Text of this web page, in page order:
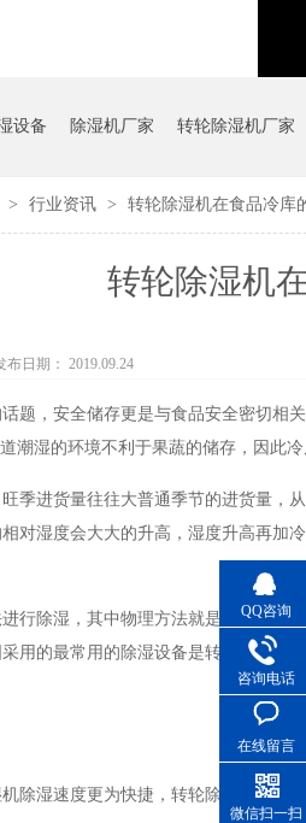
设备 除湿机厂家 转轮除湿机厂家
> 行业资讯 > 转轮除湿机在食品冷库
转轮除湿机
布日期： 2019.09.24
，安全储存更是与食品安全密切相
潮湿的环境不利于果蔬的储存，因此冷
季进货量往往大普通季节的进货量
对湿度会大大的升高，湿度升高再加冷
除湿，其中物理方法就是使用干燥剂
采用的最常用的除湿设备是转轮除湿机
湿速度更为快捷，转轮除湿机更适应低
QQ咨询
咨询电话
在线留言
微信扫一扫